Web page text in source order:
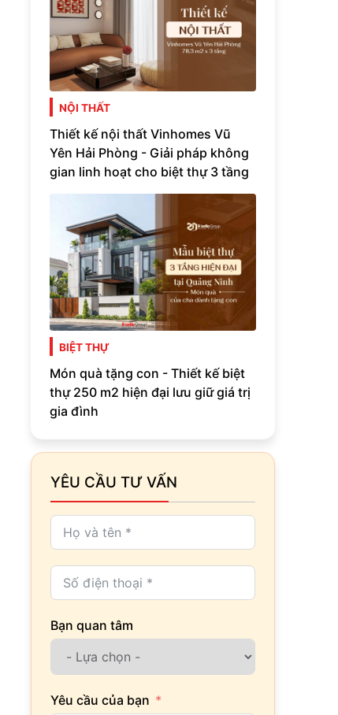
NỘI THẤT
Thiết kế nội thất Vinhomes Vũ
Yên Hải Phòng - Giải pháp không
gian linh hoạt cho biệt thự 3 tầng
BIỆT THỰ
Món quà tặng con - Thiết kế biệt
thự 250 m2 hiện đại lưu giữ giá trị
gia đình
YÊU CẦU TƯ VẤN
Bạn quan tâm
Yêu cầu của bạn